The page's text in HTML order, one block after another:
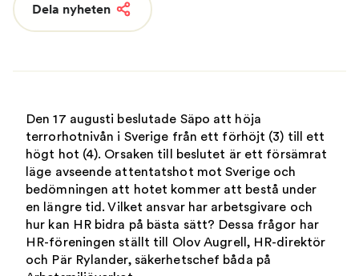
Dela nyheten
Den 17 augusti beslutade Säpo att höja
terrorhotnivån i Sverige från ett förhöjt (3) till ett
högt hot (4). Orsaken till beslutet är ett försämrat
läge avseende attentatshot mot Sverige och
bedömningen att hotet kommer att bestå under
en längre tid. Vilket ansvar har arbetsgivare och
hur kan HR bidra på bästa sätt? Dessa frågor har
HR-föreningen ställt till Olov Augrell, HR-direktör
och Pär Rylander, säkerhetschef båda på